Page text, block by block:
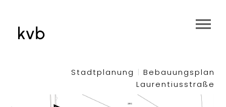
Stadtplanung | Bebauungsplan
Laurentiusstraße